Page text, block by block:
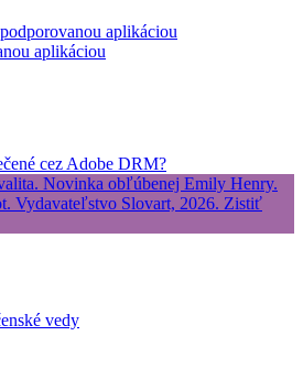
aplikáciou
aplikáciou
cez Adobe DRM?
vedy